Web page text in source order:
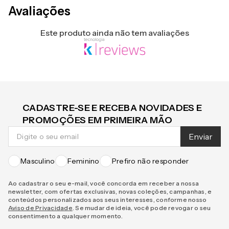
Avaliações
Este produto ainda não tem avaliações
CADASTRE-SE E RECEBA NOVIDADES E
PROMOÇÕES EM PRIMEIRA MÃO
Enviar
Masculino Feminino Prefiro não responder
Ao cadastrar o seu e-mail, você concorda em receber a nossa
newsletter, com ofertas exclusivas, novas coleções, campanhas, e
conteúdos personalizados aos seus interesses, conforme nosso
Aviso de Privacidade . Se mudar de ideia, você pode revogar o seu
consentimento a qualquer momento.